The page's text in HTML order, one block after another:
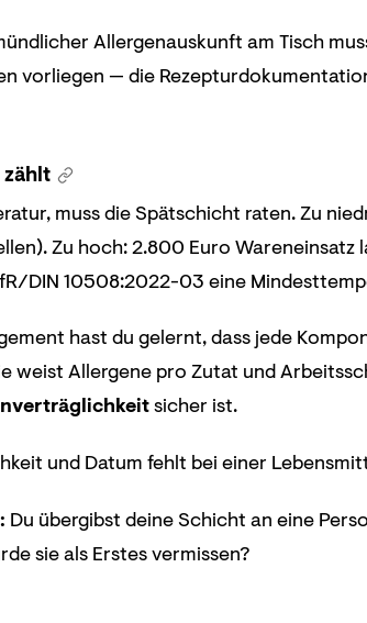
Allergenauskunft am Tisch
vorliegen — die
zählt
muss die Spätschicht raten. Zu
Zu hoch: 2.800 Euro
DIN 10508:2022-03 eine
hast du gelernt, dass jede
weist Allergene pro Zutat und
sicher ist.
und Datum fehlt bei einer
Du übergibst deine Schicht an eine
sie als Erstes vermissen?